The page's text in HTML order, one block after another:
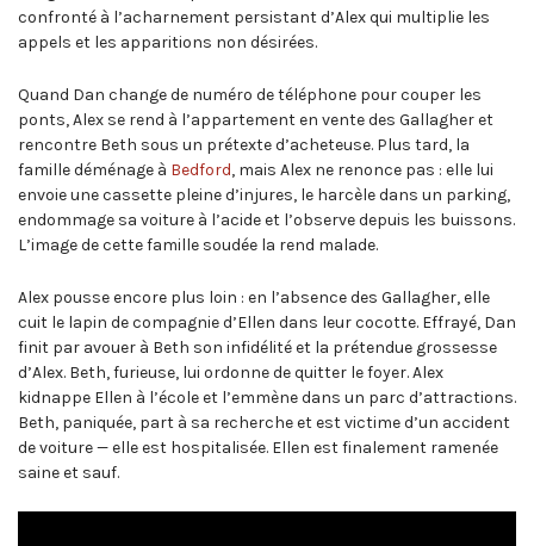
confronté à l’acharnement persistant d’Alex qui multiplie les
appels et les apparitions non désirées.
Quand Dan change de numéro de téléphone pour couper les
ponts, Alex se rend à l’appartement en vente des Gallagher et
rencontre Beth sous un prétexte d’acheteuse. Plus tard, la
famille déménage à Bedford, mais Alex ne renonce pas : elle lui
envoie une cassette pleine d’injures, le harcèle dans un parking,
endommage sa voiture à l’acide et l’observe depuis les buissons.
L’image de cette famille soudée la rend malade.
Alex pousse encore plus loin : en l’absence des Gallagher, elle
cuit le lapin de compagnie d’Ellen dans leur cocotte. Effrayé, Dan
finit par avouer à Beth son infidélité et la prétendue grossesse
d’Alex. Beth, furieuse, lui ordonne de quitter le foyer. Alex
kidnappe Ellen à l’école et l’emmène dans un parc d’attractions.
Beth, paniquée, part à sa recherche et est victime d’un accident
de voiture — elle est hospitalisée. Ellen est finalement ramenée
saine et sauf.